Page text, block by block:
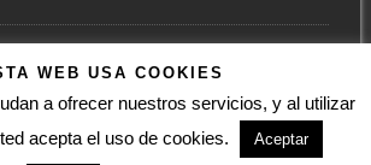
WEB USA COOKIES
a ofrecer nuestros servicios, y al utilizar
acepta el uso de cookies.
Aceptar